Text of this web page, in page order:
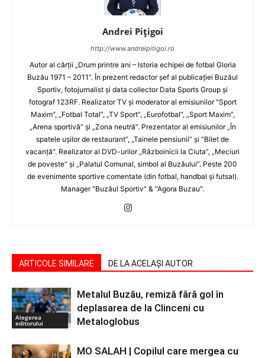
Andrei Pițigoi
http://www.andreipitigoi.ro
Autor al cărţii „Drum printre ani – Istoria echipei de fotbal Gloria
Buzău 1971 – 2011”. În prezent redactor şef al publicaţiei Buzăul
Sportiv, fotojurnalist şi data collector Data Sports Group şi
fotograf 123RF. Realizator TV şi moderator al emisiunilor "Sport
Maxim", „Fotbal Total”, „TV Sport”, „Eurofotbal”, „Sport Maxim”,
„Arena sportivă” şi „Zona neutră”. Prezentator al emisiunilor „În
spatele uşilor de restaurant”, „Tainele pensiunii” şi "Bilet de
vacanţă". Realizator al DVD-urilor „Războinicii la Ciuta”, „Meciuri
de poveste” şi „Palatul Comunal, simbol al Buzăului”. Peste 200
de evenimente sportive comentate (din fotbal, handbal şi futsal).
Manager "Buzăul Sportiv" & "Agora Buzau".
ARTICOLE SIMILARE DE LA ACELAȘI AUTOR
Alegerea
editorului
Metalul Buzău, remiză fără gol în
deplasarea de la Clinceni cu
Metaloglobus
MO SALAH | Copilul care mergea cu